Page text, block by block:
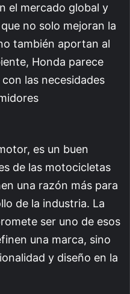
el mercado global y
no solo mejoran la
también aportan al
Honda parece
las necesidades
es un buen
de las motocicletas
una razón más para
de la industria. La
ser uno de esos
una marca, sino
y diseño en la